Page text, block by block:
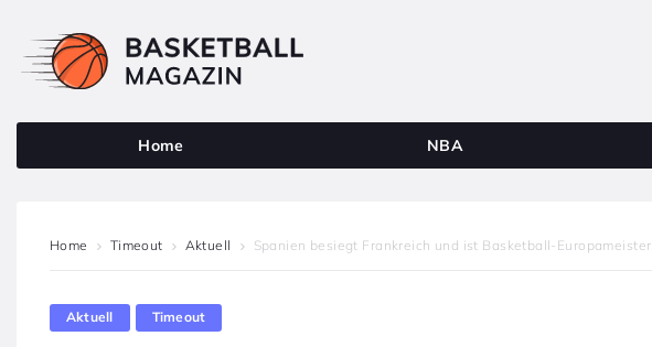
Home NBA
Home Timeout Aktuell Spanien besiegt Frankreich und ist Basketball-Europameister
Aktuell Timeout